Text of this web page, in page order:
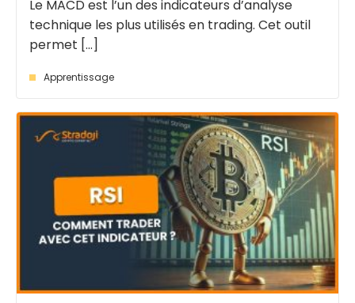
Le MACD est l’un des indicateurs d’analyse
technique les plus utilisés en trading. Cet outil
permet [...]
Apprentissage